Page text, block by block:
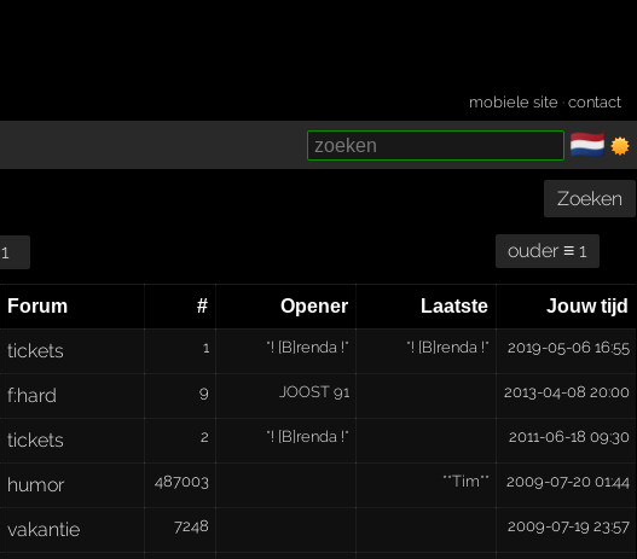
mobiele site ·contact
🇳🇱
Zoeken
1 ouder ≡ 1
Forum # Opener Laatste Jouw tijd
tickets 1 *! [B]renda !* *! [B]renda !* 2019-05-06 16:55
f:hard 9 JOOST 91 2013-04-08 20:00
tickets 2 *! [B]renda !* 2011-06-18 09:30
humor 487003 **Tim** 2009-07-20 01:44
vakantie 7248 2009-07-19 23:57